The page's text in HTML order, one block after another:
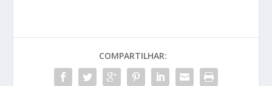
COMPARTILHAR: